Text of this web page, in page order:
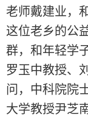
老师戴建业，
这位老乡的公
群，和年轻学
罗玉中教授、
问，中科院院
大学教授尹芝